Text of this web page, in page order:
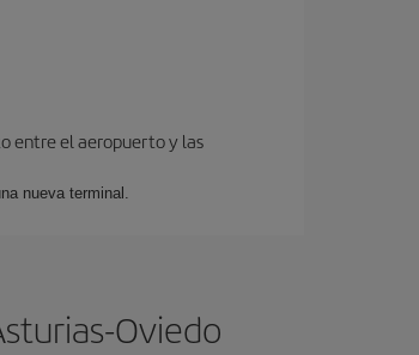
entre el aeropuerto y las
nueva terminal.
Oviedo